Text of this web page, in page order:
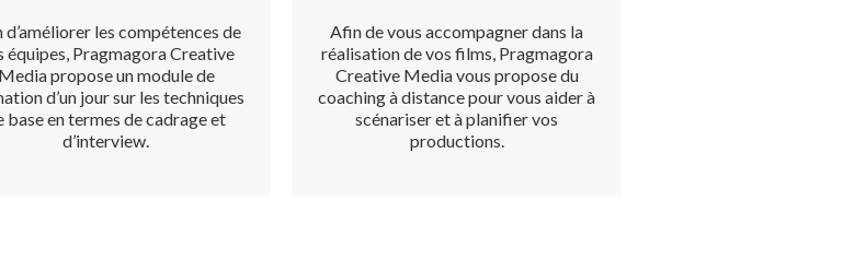
d’améliorer les compétences de
équipes, Pragmagora Creative
Media propose un module de
d’un jour sur les techniques
base en termes de cadrage et
d’interview.
Afin de vous accompagner dans la
réalisation de vos films, Pragmagora
Creative Media vous propose du
coaching à distance pour vous aider à
scénariser et à planifier vos
productions.